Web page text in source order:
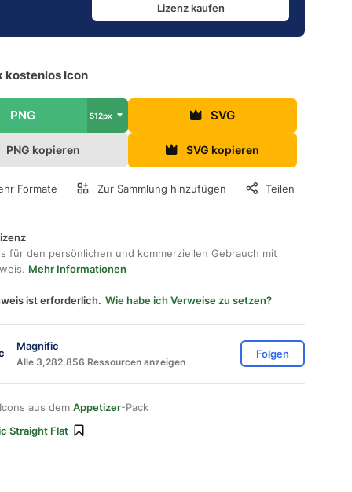
Lizenz kaufen
kostenlos Icon
PNG 512px SVG
PNG kopieren SVG kopieren
Formate Zur Sammlung hinzufügen Teilen
für den persönlichen und kommerziellen Gebrauch mit
Mehr Informationen
ist erforderlich. Wie habe ich Verweise zu setzen?
Magnific
Alle 3,282,856 Ressourcen anzeigen
Folgen
aus dem Appetizer-Pack
Straight Flat